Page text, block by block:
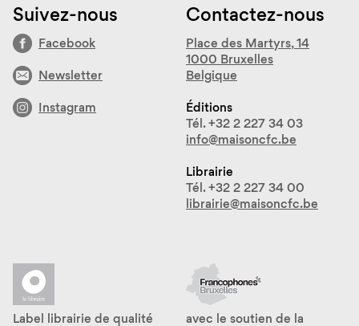
Suivez-nous
Facebook
Newsletter
Instagram
Contactez-nous
Place des Martyrs, 14
1000 Bruxelles
Belgique
Éditions
Tél. +32 2 227 34 03
info@maisoncfc.be
Librairie
Tél. +32 2 227 34 00
librairie@maisoncfc.be
Label librairie de qualité avec le soutien de la